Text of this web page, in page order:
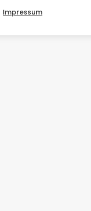
Impressum